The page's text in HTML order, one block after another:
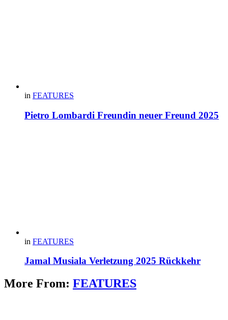
in FEATURES
Pietro Lombardi Freundin neuer Freund 2025
in FEATURES
Jamal Musiala Verletzung 2025 Rückkehr
More From: FEATURES